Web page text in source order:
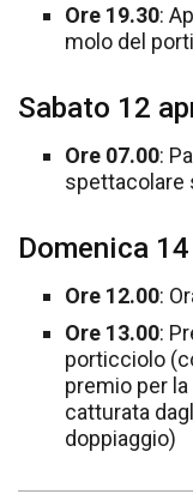
Ore 19.30:
molo del
Sabato 12
Ore 07.00:
spettacolare
Domenica
Ore 12.00:
Ore 13.00:
porticciolo
premio per
catturata
doppiaggio)